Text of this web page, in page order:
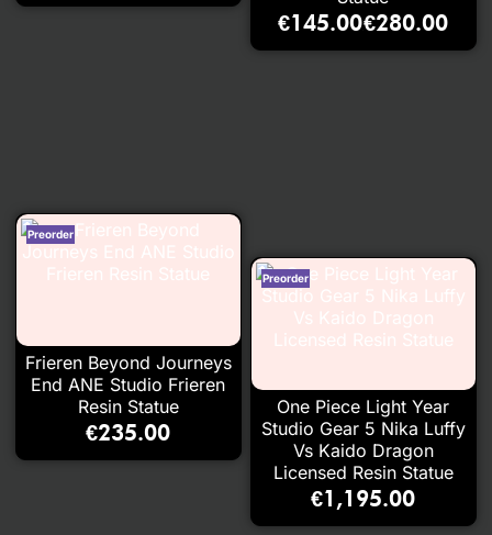
€145.00€280.00
Frieren Beyond Journeys
End ANE Studio Frieren
Resin Statue
€235.00
One Piece Light Year
Studio Gear 5 Nika Luffy
Vs Kaido Dragon
Licensed Resin Statue
€1,195.00